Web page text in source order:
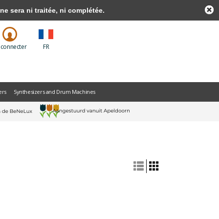
connecter FR
Synthesizers and Drum Machines
sera ni traitée, ni complétée.